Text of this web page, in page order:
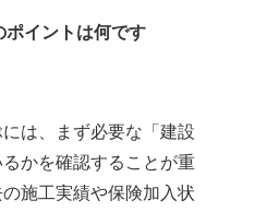
ポイントは何です
は、まず必要な「建設
かを確認することが重
施工実績や保険加入状